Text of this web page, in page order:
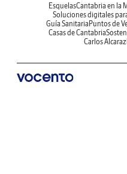
EsquelasCantabria en la
Soluciones digitales
Guía SanitariaPuntos de
Casas de Cantabria
Carlos Alcaraz